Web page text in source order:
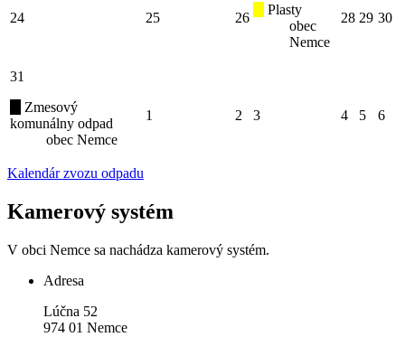
24 25 26
Plasty
obec
Nemce
28 29 30
31
Zmesový
komunálny odpad
obec Nemce
1 2 3 4 5 6
Kalendár zvozu odpadu
Kamerový systém
V obci Nemce sa nachádza kamerový systém.
Adresa
Lúčna 52
974 01 Nemce